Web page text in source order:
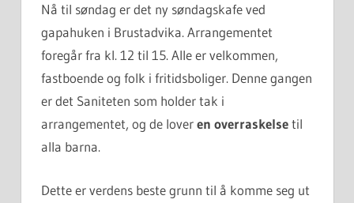
Nå til søndag er det ny søndagskafe ved
gapahuken i Brustadvika. Arrangementet
foregår fra kl. 12 til 15. Alle er velkommen,
fastboende og folk i fritidsboliger. Denne gangen
er det Saniteten som holder tak i
arrangementet, og de loveren overraskelsetil
alla barna.
Dette er verdens beste grunn til å komme seg ut